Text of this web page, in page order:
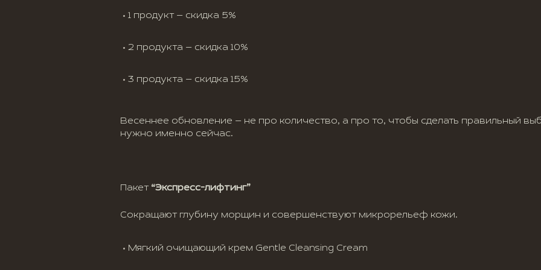
1 продукт — скидка 5%
2 продукта — скидка 10%
3 продукта — скидка 15%
Весеннее обновление — не про количество, а про то, чтобы сделать правильный
нужно именно сейчас.
Пакет “Экспресс-лифтинг”
Сокращают глубину морщин и совершенствуют микрорельеф кожи.
Мягкий очищающий крем Gentle Cleansing Cream